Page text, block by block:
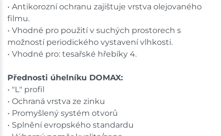
• Antikorozní ochranu zajištuje vrstva olejovaného
filmu.
• Vhodné pro použití v suchých prostorech s
možností periodického vystavení vlhkosti.
• Vhodné pro: tesařské hřebíky 4.
Přednosti úhelníku DOMAX:
• "L" profil
• Ochraná vrstva ze zinku
• Promyšlený systém otvorů
• Splnění evropského standardu